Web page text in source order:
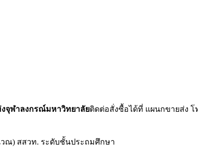
จุฬาลงกรณ์มหาวิทยาลัยติดต่อสั่งซื้อได้ที่ แผนกขายส่ง โ
ณ) สสวท. ระดับชั้นประถมศึกษา